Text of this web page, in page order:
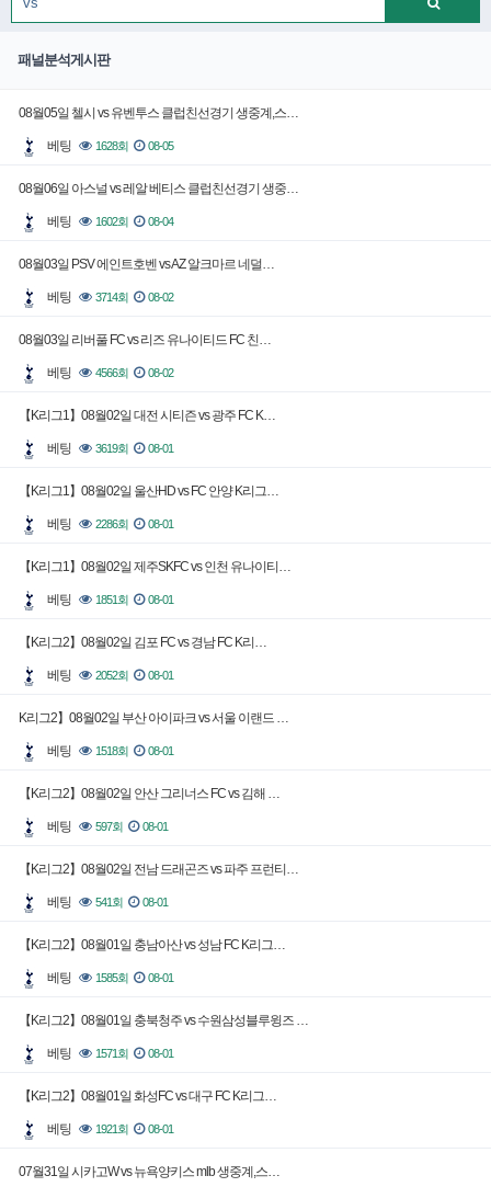
패널분석게시판
08월05일 첼시 vs 유벤투스 클럽친선경기 생중계,스…
베팅 1628회 08-05
08월06일 아스널 vs 레알 베티스 클럽친선경기 생중…
베팅 1602회 08-04
08월03일 PSV 에인트호벤 vs AZ 알크마르 네덜…
베팅 3714회 08-02
08월03일 리버풀 FC vs 리즈 유나이티드 FC 친…
베팅 4566회 08-02
【K리그1】08월02일 대전 시티즌 vs 광주 FC K…
베팅 3619회 08-01
【K리그1】08월02일 울산HD vs FC 안양 K리그…
베팅 2286회 08-01
【K리그1】08월02일 제주SKFC vs 인천 유나이티…
베팅 1851회 08-01
【K리그2】08월02일 김포 FC vs 경남 FC K리…
베팅 2052회 08-01
K리그2】08월02일 부산 아이파크 vs 서울 이랜드 …
베팅 1518회 08-01
【K리그2】08월02일 안산 그리너스 FC vs 김해 …
베팅 597회 08-01
【K리그2】08월02일 전남 드래곤즈 vs 파주 프런티…
베팅 541회 08-01
【K리그2】08월01일 충남아산 vs 성남 FC K리그…
베팅 1585회 08-01
【K리그2】08월01일 충북청주 vs 수원삼성블루윙즈 …
베팅 1571회 08-01
【K리그2】08월01일 화성FC vs 대구 FC K리그…
베팅 1921회 08-01
07월31일 시카고W vs 뉴욕양키스 mlb 생중계,스…